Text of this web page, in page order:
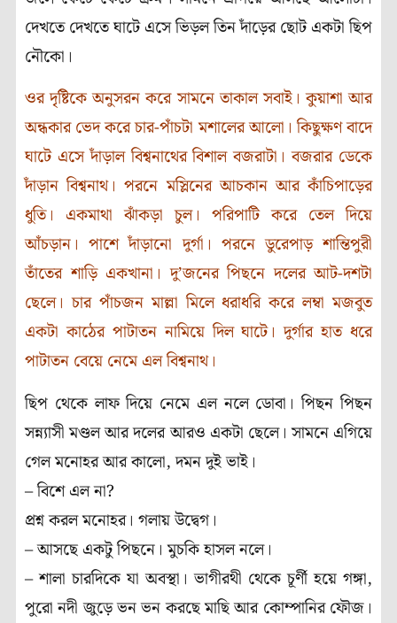
দেখতে দেখতে ঘাটে এসে ভিড়ল তিন দাঁড়ের ছোট একটা ছিপ
নৌকো।
ওর দৃষ্টিকে অনুসরন করে সামনে তাকাল সবাই। কুয়াশা আর
অন্ধকার ভেদ করে চার-পাঁচটা মশালের আলো। কিছুক্ষণ বাদে
ঘাটে এসে দাঁড়াল বিশ্বনাথের বিশাল বজরাটা। বজরার ডেকে
দাঁড়ান বিশ্বনাথ। পরনে মস্লিনের আচকান আর কাঁচিপাড়ের
ধুতি। একমাথা ঝাঁকড়া চুল। পরিপাটি করে তেল দিয়ে
আঁচড়ান। পাশে দাঁড়ানো দুর্গা। পরনে ডুরেপাড় শান্তিপুরী
তাঁতের শাড়ি একখানা। দু’জনের পিছনে দলের আট-দশটা
ছেলে। চার পাঁচজন মাল্লা মিলে ধরাধরি করে লম্বা মজবুত
একটা কাঠের পাটাতন নামিয়ে দিল ঘাটে। দুর্গার হাত ধরে
পাটাতন বেয়ে নেমে এল বিশ্বনাথ।
ছিপ থেকে লাফ দিয়ে নেমে এল নলে ডোবা। পিছন পিছন
সন্ন্যাসী মণ্ডল আর দলের আরও একটা ছেলে। সামনে এগিয়ে
গেল মনোহর আর কালো, দমন দুই ভাই।
– বিশে এল না?
প্রশ্ন করল মনোহর। গলায় উদ্বেগ।
– আসছে একটু পিছনে। মুচকি হাসল নলে।
– শালা চারদিকে যা অবস্থা। ভাগীরথী থেকে চূর্ণী হয়ে গঙ্গা,
পুরো নদী জুড়ে ভন ভন করছে মাছি আর কোম্পানির ফৌজ।